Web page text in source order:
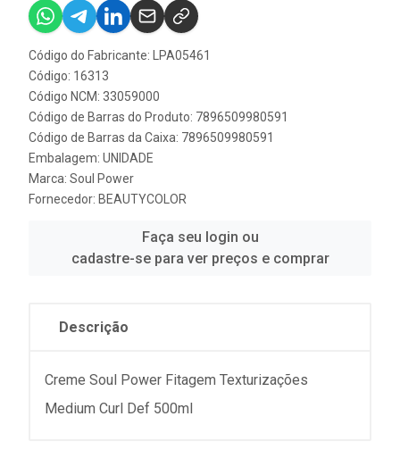
Código do Fabricante: LPA05461
Código: 16313
Código NCM: 33059000
Código de Barras do Produto: 7896509980591
Código de Barras da Caixa: 7896509980591
Embalagem: UNIDADE
Marca: Soul Power
Fornecedor: BEAUTYCOLOR
Faça seu login ou
cadastre-se para ver preços e comprar
Descrição
Creme Soul Power Fitagem Texturizações
Medium Curl Def 500ml